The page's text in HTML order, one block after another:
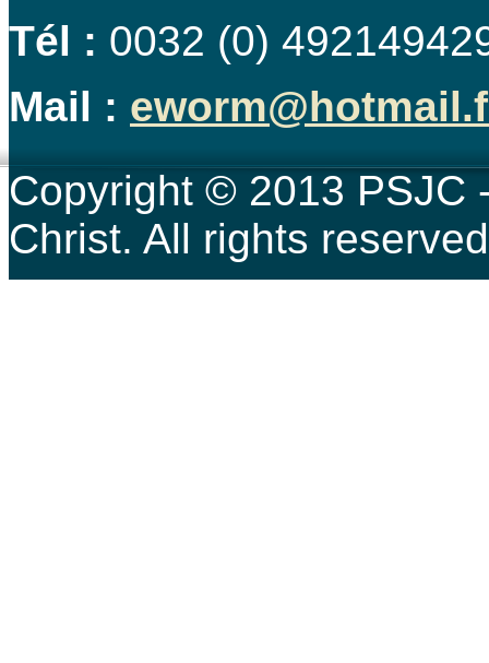
Tél : 0032 (0)
Mail :
Copyright © 2013 PSJC
Christ. All rights